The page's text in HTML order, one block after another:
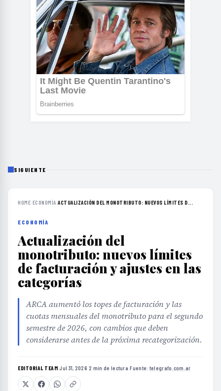
SIGUIENTE
HOME›ECONOMÍA›ACTUALIZACIÓN DEL MONOTRIBUTO: NUEVOS LÍMITES D...
ECONOMÍA
Actualización del
monotributo: nuevos límites
de facturación y ajustes en las
categorías
ARCA aumentó los topes de facturación y las
cuotas mensuales del monotributo para el segundo
semestre de 2026, con cambios que deben
considerarse antes de la próxima recategorización.
EDITORIAL TEAM·Jul 31, 2026·2 min de lectura·Fuente: telegrafo.com.ar